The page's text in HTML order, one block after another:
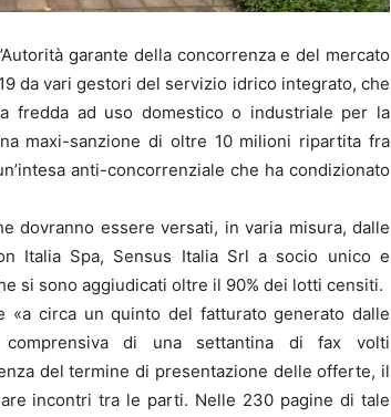
garante della concorrenza e del mercato
da vari gestori del servizio idrico integrato, che
fredda ad uso domestico o industriale per la
maxi-sanzione di oltre 10 milioni ripartita fra
anti-concorrenziale che ha condizionato
dovranno essere versati, in varia misura, dalle
Italia Spa, Sensus Italia Srl a socio unico e
si sono aggiudicati oltre il 90% dei lotti censiti.
«a circa un quinto del fatturato generato dalle
comprensiva di una settantina di fax volti
del termine di presentazione delle offerte, il
incontri tra le parti. Nelle 230 pagine di tale